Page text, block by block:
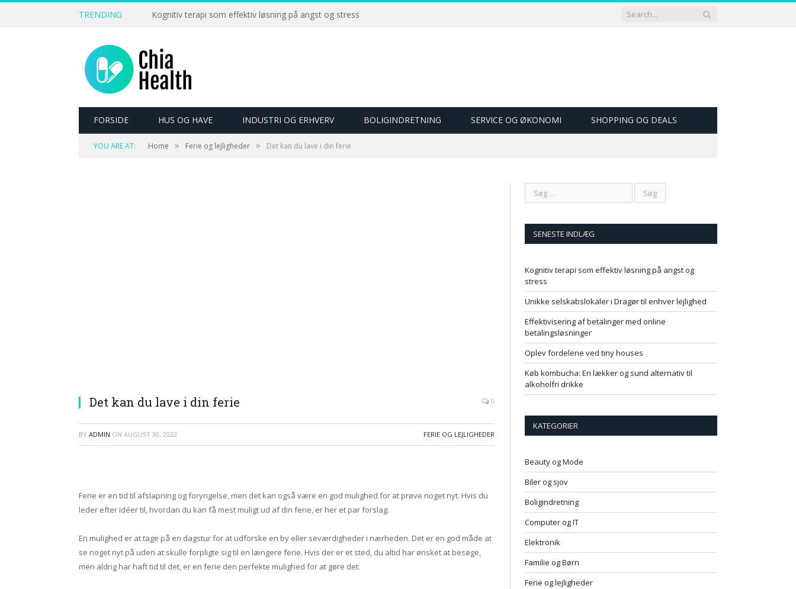
TRENDING Kognitiv terapi som effektiv løsning på angst og stress
FORSIDE HUS OG HAVE INDUSTRI OG ERHVERV BOLIGINDRETNING SERVICE OG ØKONOMI SHOPPING OG DEALS
YOU ARE AT: Home » Ferie og lejligheder » Det kan du lave i din ferie
Det kan du lave i din ferie 0
BY ADMIN ON AUGUST 30, 2022 FERIE OG LEJLIGHEDER
Ferie er en tid til afslapning og foryngelse, men det kan også være en god mulighed for at prøve noget nyt. Hvis du
leder efter idéer til, hvordan du kan få mest muligt ud af din ferie, er her et par forslag.
En mulighed er at tage på en dagstur for at udforske en by eller seværdigheder i nærheden. Det er en god måde at
se noget nyt på uden at skulle forpligte sig til en længere ferie. Hvis der er et sted, du altid har ønsket at besøge,
men aldrig har haft tid til det, er en ferie den perfekte mulighed for at gøre det.
SENESTE INDLÆG
Kognitiv terapi som effektiv løsning på angst og
stress
Unikke selskabslokaler i Dragør til enhver lejlighed
Effektivisering af betalinger med online
betalingsløsninger
Oplev fordelene ved tiny houses
Køb kombucha: En lækker og sund alternativ til
alkoholfri drikke
KATEGORIER
Beauty og Mode
Biler og sjov
Boligindretning
Computer og IT
Elektronik
Familie og Børn
Ferie og lejligheder